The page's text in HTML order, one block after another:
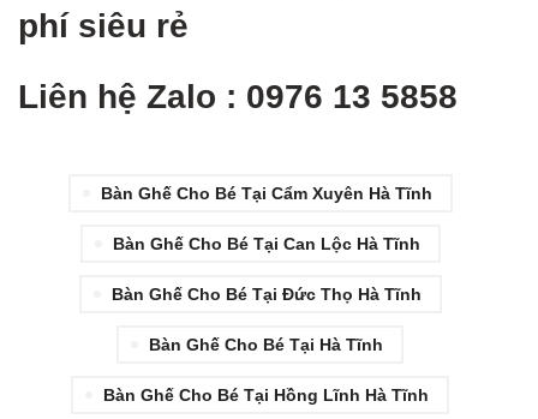
phí siêu rẻ
Liên hệ Zalo : 0976 13 5858
Bàn Ghế Cho Bé Tại Cẩm Xuyên Hà Tĩnh
Bàn Ghế Cho Bé Tại Can Lộc Hà Tĩnh
Bàn Ghế Cho Bé Tại Đức Thọ Hà Tĩnh
Bàn Ghế Cho Bé Tại Hà Tĩnh
Bàn Ghế Cho Bé Tại Hồng Lĩnh Hà Tĩnh